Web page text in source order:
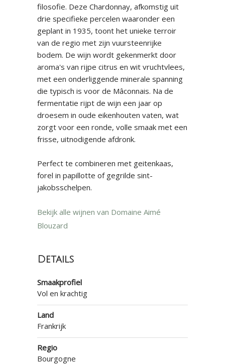
filosofie. Deze Chardonnay, afkomstig uit
drie specifieke percelen waaronder een
geplant in 1935, toont het unieke terroir
van de regio met zijn vuursteenrijke
bodem. De wijn wordt gekenmerkt door
aroma's van rijpe citrus en wit vruchtvlees,
met een onderliggende minerale spanning
die typisch is voor de Mâconnais. Na de
fermentatie rijpt de wijn een jaar op
droesem in oude eikenhouten vaten, wat
zorgt voor een ronde, volle smaak met een
frisse, uitnodigende afdronk.
Perfect te combineren met geitenkaas,
forel in papillotte of gegrilde sint-
jakobsschelpen.
Bekijk alle wijnen van Domaine Aimé
Blouzard
Details
Smaakprofiel
Vol en krachtig
Land
Frankrijk
Regio
Bourgogne